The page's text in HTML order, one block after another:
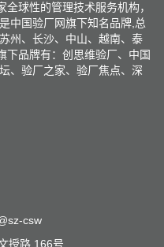
球性的管理技术服务机构，
中国验厂网旗下知名品牌,总
州、长沙、中山、越南、泰
下品牌有：创思维验厂、中国
、验厂之家、验厂焦点、深
csw
授路,166号